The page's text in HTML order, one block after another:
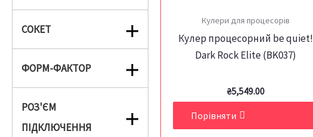
СОКЕТ
ФОРМ-ФАКТОР
РОЗ'ЄМ
ПІДКЛЮЧЕННЯ
Кулери для процесорів
Кулер процесорний be quiet!
Dark Rock Elite (BK037)
₴5,549.00
Порівняти